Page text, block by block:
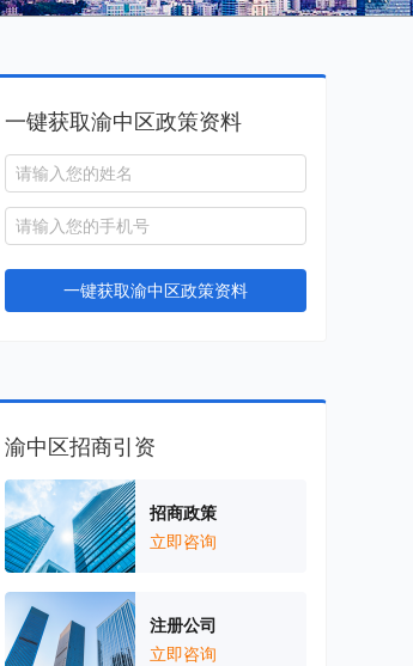
一键获取渝中区政策资料
一键获取渝中区政策资料
渝中区招商引资
招商政策
立即咨询
注册公司
立即咨询